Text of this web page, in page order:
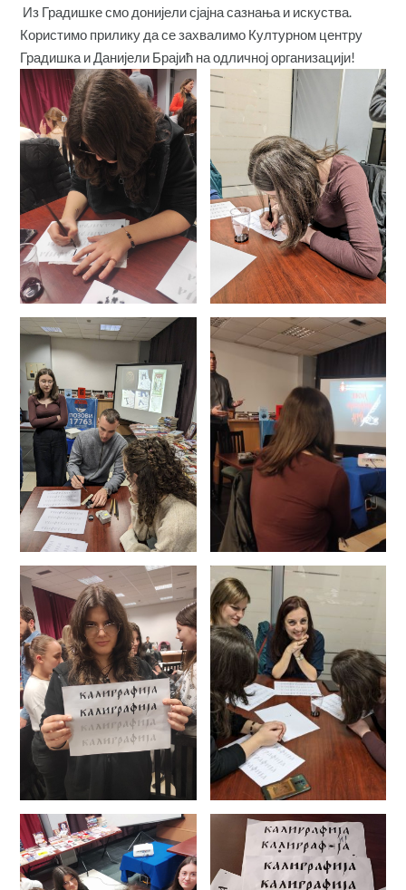
Из Градишке смо донијели сјајна сазнања и искуства.
Користимо прилику да се захвалимо Културном центру
Градишка и Данијели Брајић на одличној организацији!